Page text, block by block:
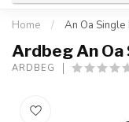
Home / An Oa
Ardbeg An
ARDBEG